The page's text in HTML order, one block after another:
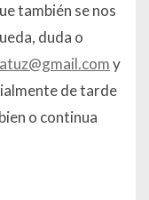
también se nos
duda o
y
de tarde
o continua